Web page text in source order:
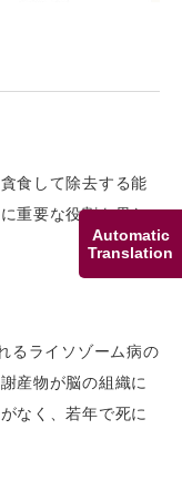
Automatic
Translation
食して除去する能
重要な役割を果た
るライソゾーム病の
産物が脳の組織に
なく、若年で死に